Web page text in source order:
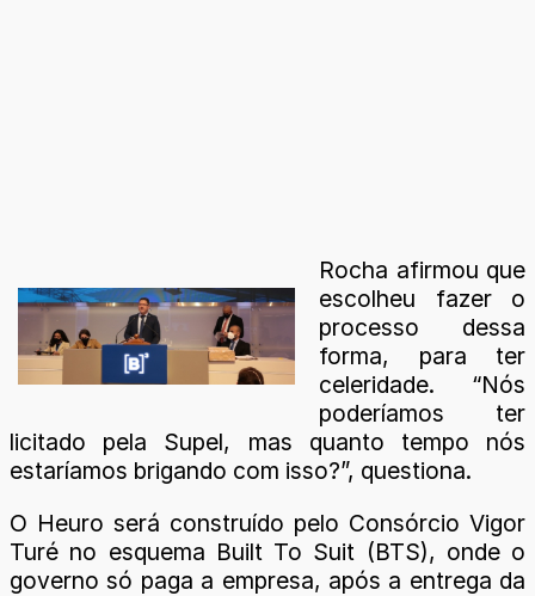
Rocha afirmou que
escolheu fazer o
processo dessa
forma, para ter
celeridade. “Nós
poderíamos ter
licitado pela Supel, mas quanto tempo nós
estaríamos brigando com isso?”, questiona.
O Heuro será construído pelo Consórcio Vigor
Turé no esquema Built To Suit (BTS), onde o
governo só paga a empresa, após a entrega da